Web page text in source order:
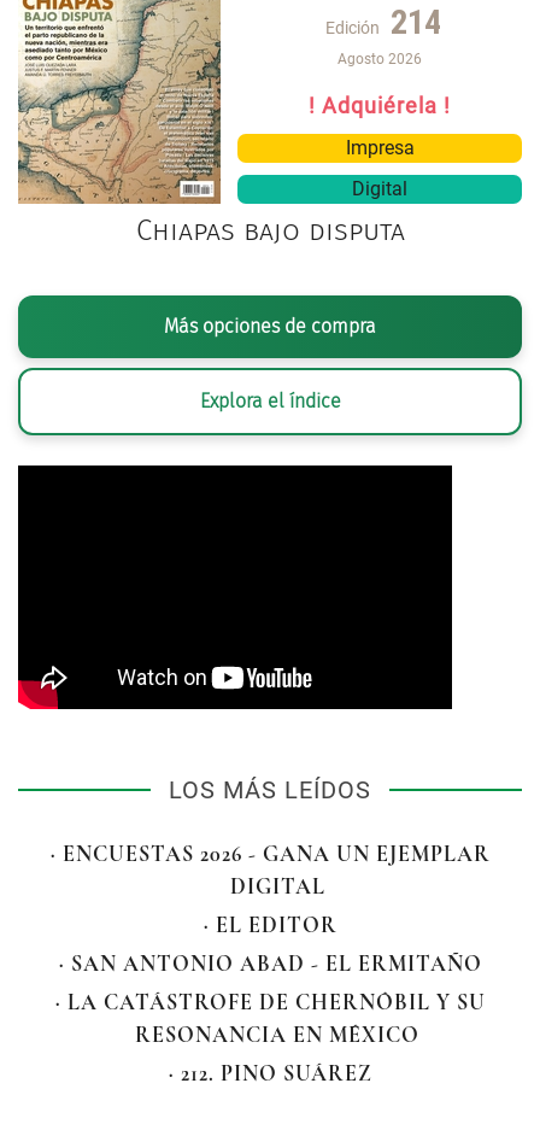
Edición 214
Agosto 2026
! Adquiérela !
Impresa
Digital
Chiapas bajo disputa
Más opciones de compra
Explora el índice
LOS MÁS LEÍDOS
· ENCUESTAS 2026 - GANA UN EJEMPLAR
DIGITAL
· EL EDITOR
· SAN ANTONIO ABAD - EL ERMITAÑO
· LA CATÁSTROFE DE CHERNÓBIL Y SU
RESONANCIA EN MÉXICO
· 212. PINO SUÁREZ